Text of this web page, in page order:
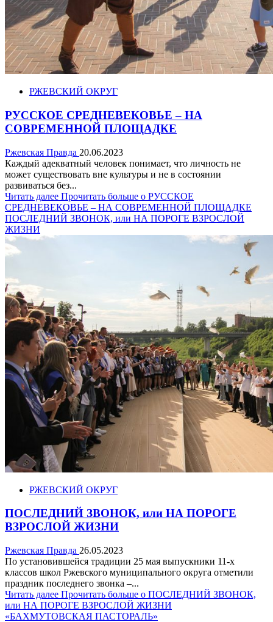
РЖЕВСКИЙ ОКРУГ
РУССКОЕ СРЕДНЕВЕКОВЬЕ – НА
СОВРЕМЕННОЙ ПЛОЩАДКЕ
Ржевская Правда 20.06.2023
Каждый адекватный человек понимает, что личность не
может существовать вне культуры и не в состоянии
развиваться без...
Читать далее Прочитать больше о РУССКОЕ
СРЕДНЕВЕКОВЬЕ – НА СОВРЕМЕННОЙ ПЛОЩАДКЕ
ПОСЛЕДНИЙ ЗВОНОК, или НА ПОРОГЕ ВЗРОСЛОЙ
ЖИЗНИ
РЖЕВСКИЙ ОКРУГ
ПОСЛЕДНИЙ ЗВОНОК, или НА ПОРОГЕ
ВЗРОСЛОЙ ЖИЗНИ
Ржевская Правда 26.05.2023
По установившейся традиции 25 мая выпускники 11-х
классов школ Ржевского муниципального округа отметили
праздник последнего звонка –...
Читать далее Прочитать больше о ПОСЛЕДНИЙ ЗВОНОК,
или НА ПОРОГЕ ВЗРОСЛОЙ ЖИЗНИ
«БАХМУТОВСКАЯ ПАСТОРАЛЬ»